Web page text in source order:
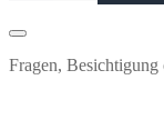
Fragen, Besichtigung